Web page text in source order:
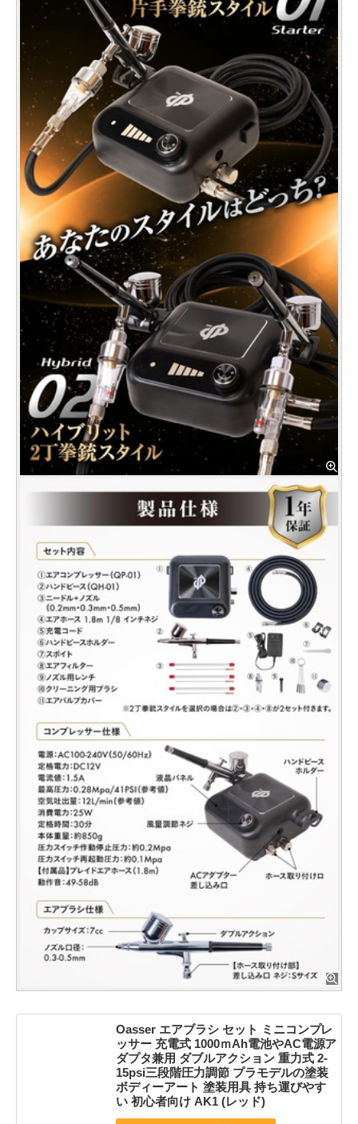
Oasser エアブラシ セット ミニコンプレ
ッサー 充電式 1000ｍAh電池やAC電源ア
ダプタ兼用 ダブルアクション 重力式 2-
15psi三段階圧力調節 プラモデルの塗装
ボディーアート 塗装用具 持ち運びやす
い 初心者向け AK1 (レッド)